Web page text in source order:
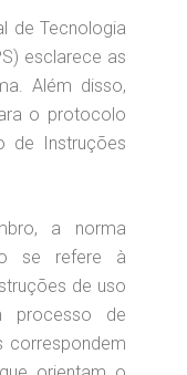
de Tecnologia
esclarece as
Além disso,
o protocolo
de Instruções
a norma
se refere à
de uso
processo de
correspondem